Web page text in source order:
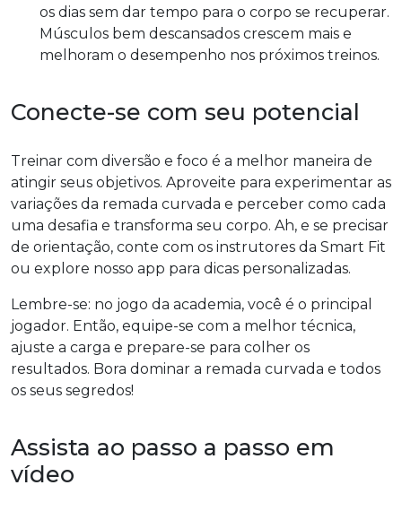
os dias sem dar tempo para o corpo se recuperar.
Músculos bem descansados crescem mais e
melhoram o desempenho nos próximos treinos.
Conecte-se com seu potencial
Treinar com diversão e foco é a melhor maneira de
atingir seus objetivos. Aproveite para experimentar as
variações da remada curvada e perceber como cada
uma desafia e transforma seu corpo. Ah, e se precisar
de orientação, conte com os instrutores da Smart Fit
ou explore nosso app para dicas personalizadas.
Lembre-se: no jogo da academia, você é o principal
jogador. Então, equipe-se com a melhor técnica,
ajuste a carga e prepare-se para colher os
resultados. Bora dominar a remada curvada e todos
os seus segredos!
Assista ao passo a passo em
vídeo